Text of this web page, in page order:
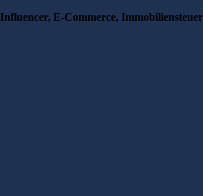
Influencer, E-Commerce,